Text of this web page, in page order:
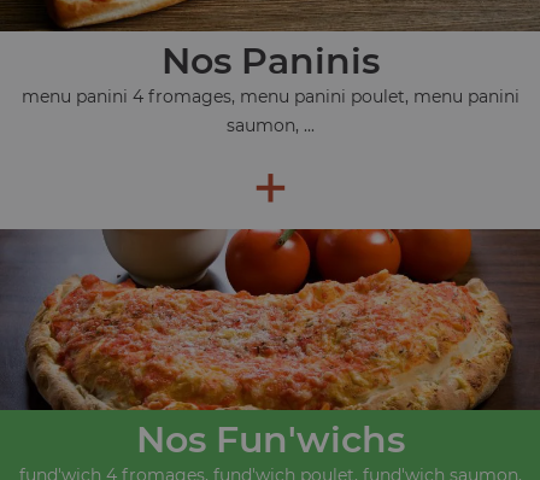
Nos Paninis
menu panini 4 fromages, menu panini poulet, menu panini
saumon, ...
+
Nos Fun'wichs
fund'wich 4 fromages, fund'wich poulet, fund'wich saumon,